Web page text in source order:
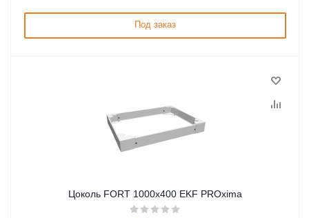
Под заказ
Цоколь FORT 1000х400 EKF PROxima